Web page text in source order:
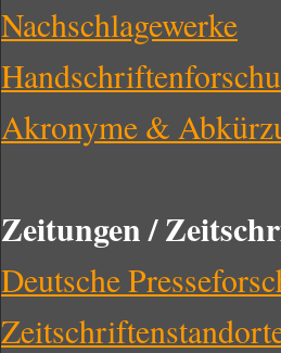
Nachschlagewerke
Akronyme &
Zeitungen /
Deutsche